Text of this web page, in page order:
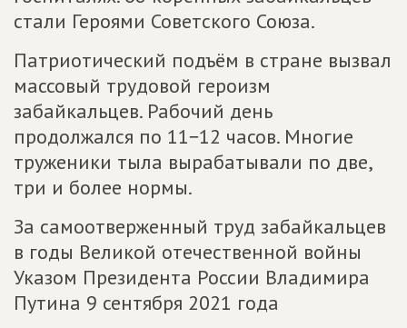
стали Героями Советского Союза.
Патриотический подъём в стране вызвал
массовый трудовой героизм
забайкальцев. Рабочий день
продолжался по 11−12 часов. Многие
труженики тыла вырабатывали по две,
три и более нормы.
За самоотверженный труд забайкальцев
в годы Великой отечественной войны
Указом Президента России Владимира
Путина 9 сентября 2021 года